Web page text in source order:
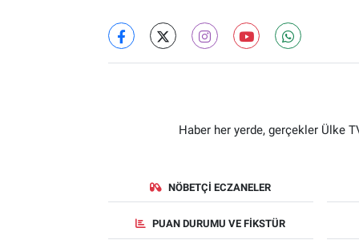
Haber her yerde, gerçekler Ülke
NÖBETÇI ECZANELER
PUAN DURUMU VE FIKSTÜR